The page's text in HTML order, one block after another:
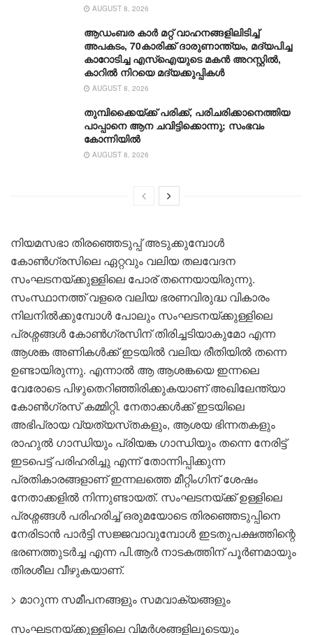
AUGUST 8, 2026
ആഡംബര കാര്‍ മറ്റ് വാഹനങ്ങളിലിടിച്ച്
അപകടം, 70കാരിക്ക് ദാരുണാന്ത്യം, മദ്യപിച്ച
കാറോടിച്ച എസ്ഐയുടെ മകന്‍ അറസ്റ്റില്‍,
കാറില്‍ നിറയെ മദ്യക്കുപ്പികള്‍
AUGUST 8, 2026
തുമ്പിക്കൈയ്ക്ക് പരിക്ക്, പരിചരിക്കാനെത്തിയ
പാപ്പാനെ ആന ചവിട്ടിക്കൊന്നു; സംഭവം
കോന്നിയിൽ
AUGUST 8, 2026
നിയമസഭാ തിരഞ്ഞെടുപ്പ് അടുക്കുമ്പോൾ
കോൺഗ്രസിലെ ഏറ്റവും വലിയ തലവേദന
സംഘടനയ്ക്കുള്ളിലെ പോര് തന്നെയായിരുന്നു.
സംസ്ഥാനത്ത് വളരെ വലിയ ഭരണവിരുദ്ധ വികാരം
നിലനിൽക്കുമ്പോൾ പോലും സംഘടനയ്ക്കുള്ളിലെ
പ്രശ്നങ്ങൾ കോൺഗ്രസിന് തിരിച്ചടിയാകുമോ എന്ന
ആശങ്ക അണികൾക്ക് ഇടയിൽ വലിയ രീതിയിൽ തന്നെ
ഉണ്ടായിരുന്നു. എന്നാൽ ആ ആശങ്കയെ ഇന്നലെ
വേരോടെ പിഴുതെറിഞ്ഞിരിക്കുകയാണ് അഖിലേന്ത്യാ
കോൺഗ്രസ് കമ്മിറ്റി. നേതാക്കൾക്ക് ഇടയിലെ
അഭിപ്രായ വ്യത്യസ്‌തകളും, ആശയ ഭിന്നതകളും
രാഹുൽ ഗാന്ധിയും പ്രിയങ്ക ഗാന്ധിയും തന്നെ നേരിട്ട്
ഇടപെട്ട് പരിഹരിച്ചു എന്ന് തോന്നിപ്പിക്കുന്ന
പ്രതികാരങ്ങളാണ് ഇന്നലത്തെ മീറ്റിംഗിന് ശേഷം
നേതാക്കളിൽ നിന്നുണ്ടായത്. സംഘടനയ്ക്ക് ഉള്ളിലെ
പ്രശ്നങ്ങൾ പരിഹരിച്ച് ഒരുമയോടെ തിരഞ്ഞെടുപ്പിനെ
നേരിടാൻ പാർട്ടി സജ്ജവാവുമ്പോൾ ഇടതുപക്ഷത്തിന്റെ
ഭരണത്തുടർച്ച എന്ന പി.ആർ നാടകത്തിന് പൂർണമായും
തിരശീല വീഴുകയാണ്.
> മാറുന്ന സമീപനങ്ങളും സമവാക്യങ്ങളും
സംഘടനയ്ക്കുള്ളിലെ വിമർശങ്ങളിലൂടെയും